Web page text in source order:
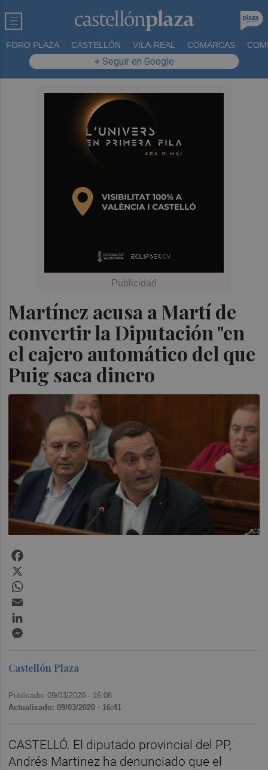
FORO PLAZA CASTELLÓN VILA-REAL COMARCAS
+ Seguir en Google
Martínez acusa a Martí de
convertir la Diputación "en
el cajero automático del que
Puig saca dinero
Castellón Plaza
Publicado: 09/03/2020 · 16:08
Actualizado: 09/03/2020 · 16:41
CASTELLÓ. El diputado provincial del PP,
Andrés Martinez ha denunciado que el